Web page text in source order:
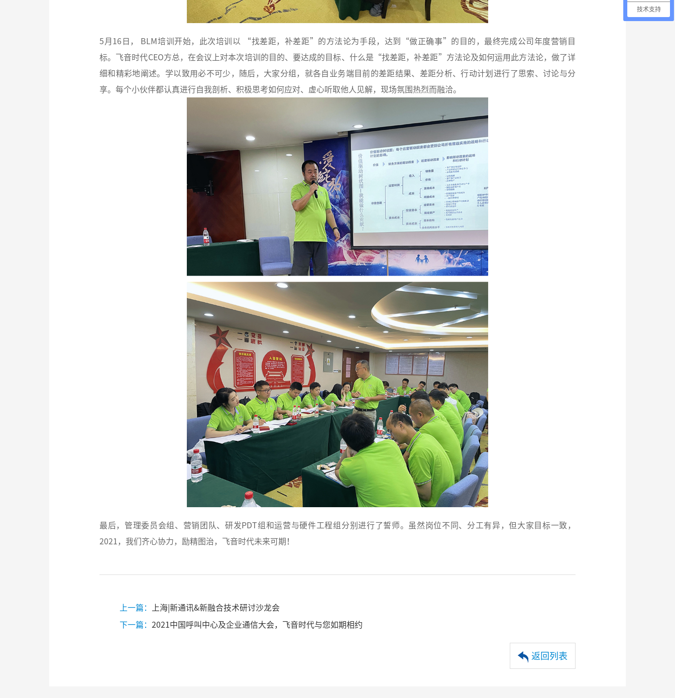
5月16日， BLM培训开始，此次培训以 “找差距，补差距”的方法论为手段，达到“做正确事”的目的，最终完成公司年度营销目
标。飞音时代CEO方总，在会议上对本次培训的目的、要达成的目标、什么是“找差距，补差距”方法论及如何运用此方法论，做了详
细和精彩地阐述。学以致用必不可少，随后，大家分组，就各自业务端目前的差距结果、差距分析、行动计划进行了思索、讨论与分
享。每个小伙伴都认真进行自我剖析、积极思考如何应对、虚心听取他人见解，现场氛围热烈而融洽。
最后，管理委员会组、营销团队、研发PDT组和运营与硬件工程组分别进行了誓师。虽然岗位不同、分工有异，但大家目标一致，
2021，我们齐心协力，励精图治，飞音时代未来可期！
上一篇： 上海|新通讯&新融合技术研讨沙龙会
下一篇：2021中国呼叫中心及企业通信大会，飞音时代与您如期相约
返回列表
技术支持